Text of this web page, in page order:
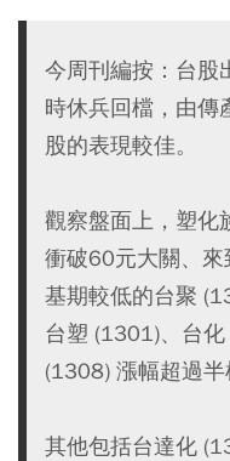
今周刊編按：台股
時休兵回檔，由傳
股的表現較佳。
觀察盤面上，塑化
衝破60元大關、來
基期較低的台聚
台塑 (1301)、台
(1308) 漲幅超過半
其他包括台達化